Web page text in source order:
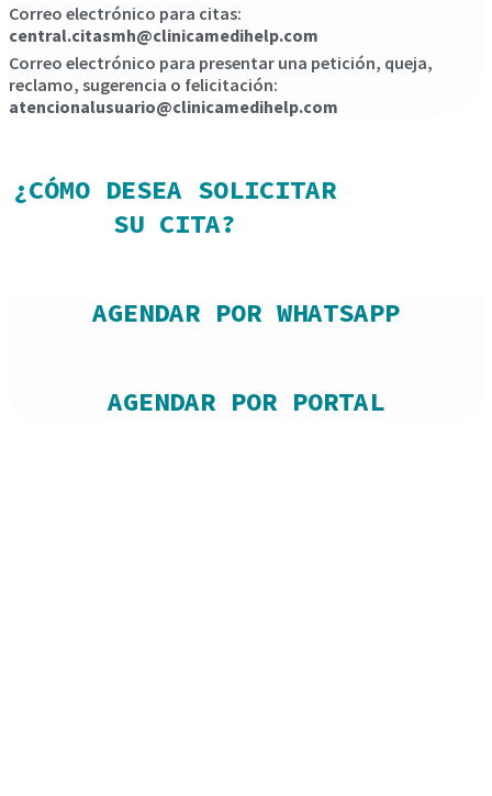
Correo electrónico para citas:
central.citasmh@clinicamedihelp.com
Correo electrónico para presentar una petición, queja,
reclamo, sugerencia o felicitación:
atencionalusuario@clinicamedihelp.com
¿CÓMO DESEA SOLICITAR
SU CITA?
AGENDAR POR WHATSAPP
AGENDAR POR PORTAL